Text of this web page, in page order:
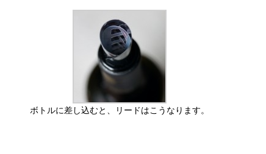
ボトルに差し込むと、リードはこうなります。